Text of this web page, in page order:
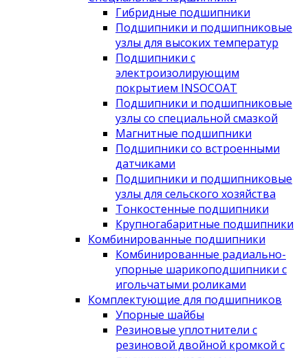
Гибридные подшипники
Подшипники и подшипниковые
узлы для высоких температур
Подшипники с
электроизолирующим
покрытием INSOCOAT
Подшипники и подшипниковые
узлы со специальной смазкой
Магнитные подшипники
Подшипники со встроенными
датчиками
Подшипники и подшипниковые
узлы для сельского хозяйства
Тонкостенные подшипники
Крупногабаритные подшипники
Комбинированные подшипники
Комбинированные радиально-
упорные шарикоподшипники с
игольчатыми роликами
Комплектующие для подшипников
Упорные шайбы
Резиновые уплотнители с
резиновой двойной кромкой с